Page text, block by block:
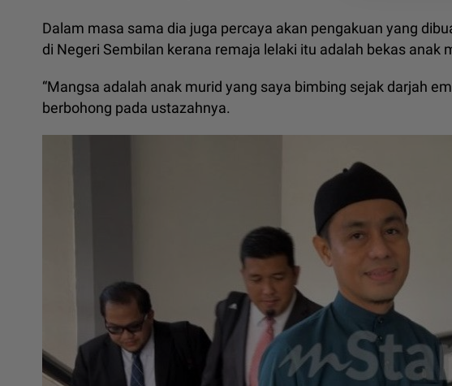
Dalam masa sama dia juga percaya akan pengakuan yang
di Negeri Sembilan kerana remaja lelaki itu adalah bekas anak
“Mangsa adalah anak murid yang saya bimbing sejak darjah
berbohong pada ustazahnya.